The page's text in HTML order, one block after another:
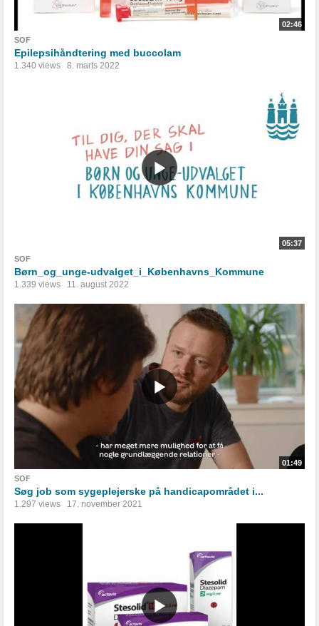
02:46
SOF
Epilepsihåndtering med buccolam
1.340 views 8. marts 2022
05:37
SOF
Børn_og_unge-udvalget_i_Københavns_Kommune
1.339 views 11. august 2022
01:49
SOF
Søg job som sygeplejerske på handicapområdet i...
1.297 views 17. november 2021